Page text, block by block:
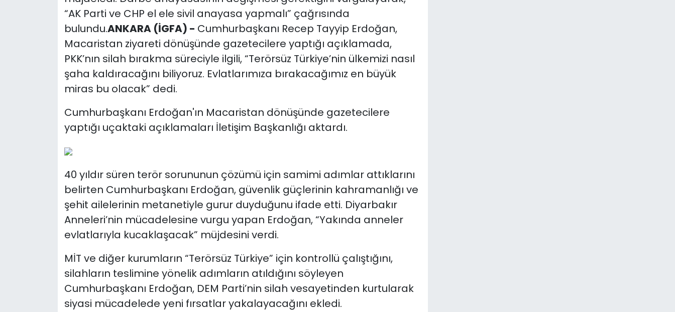
“AK Parti ve CHP el ele sivil anayasa yapmalı” çağrısında
bulundu.ANKARA (İGFA) - Cumhurbaşkanı Recep Tayyip Erdoğan,
Macaristan ziyareti dönüşünde gazetecilere yaptığı açıklamada,
PKK’nın silah bırakma süreciyle ilgili, “Terörsüz Türkiye’nin ülkemizi nasıl
şaha kaldıracağını biliyoruz. Evlatlarımıza bırakacağımız en büyük
miras bu olacak” dedi.
Cumhurbaşkanı Erdoğan'ın Macaristan dönüşünde gazetecilere
yaptığı uçaktaki açıklamaları İletişim Başkanlığı aktardı.
40 yıldır süren terör sorununun çözümü için samimi adımlar attıklarını
belirten Cumhurbaşkanı Erdoğan, güvenlik güçlerinin kahramanlığı ve
şehit ailelerinin metanetiyle gurur duyduğunu ifade etti. Diyarbakır
Anneleri’nin mücadelesine vurgu yapan Erdoğan, “Yakında anneler
evlatlarıyla kucaklaşacak” müjdesini verdi.
MİT ve diğer kurumların “Terörsüz Türkiye” için kontrollü çalıştığını,
silahların teslimine yönelik adımların atıldığını söyleyen
Cumhurbaşkanı Erdoğan, DEM Parti’nin silah vesayetinden kurtularak
siyasi mücadelede yeni fırsatlar yakalayacağını ekledi.